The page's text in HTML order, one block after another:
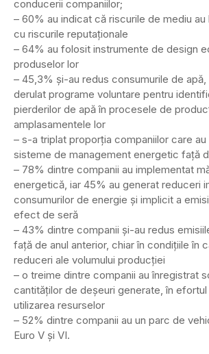
conducerii companiilor;
– 60% au indicat că riscurile de mediu
cu riscurile reputaționale
– 64% au folosit instrumente de design
produselor lor
– 45,3% și-au redus consumurile de apă,
derulat programe voluntare pentru
pierderilor de apă în procesele de
amplasamentele lor
– s-a triplat proporția companiilor care
sisteme de management energetic față
– 78% dintre companii au implementat
energetică, iar 45% au generat reduceri
consumurilor de energie și implicit a
efect de seră
– 43% dintre companii și-au redus
față de anul anterior, chiar în condițiile în
reduceri ale volumului producției
– o treime dintre companii au înregistrat
cantităților de deșeuri generate, în efortul
utilizarea resurselor
– 52% dintre companii au un parc de
Euro V și VI.